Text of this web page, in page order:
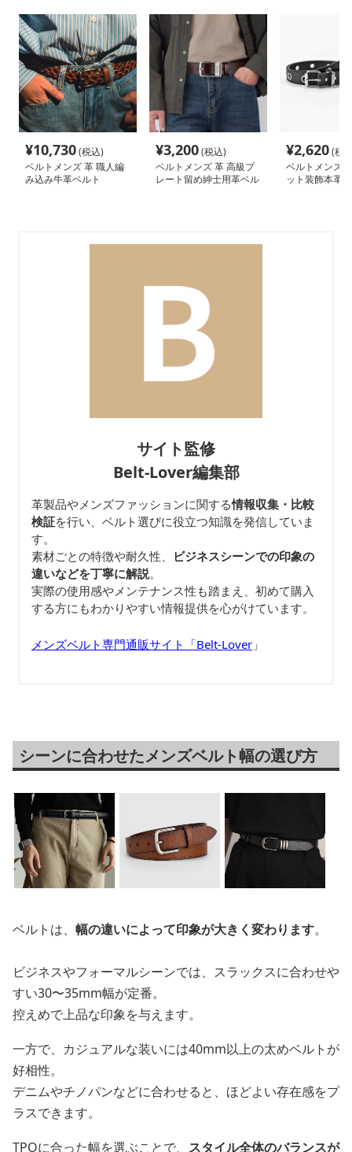
¥10,730(税込)
ベルトメンズ 革 職人編
み込み牛革ベルト
¥3,200(税込)
ベルトメンズ 革 高級プ
レート留め紳士用革ベル
¥2,620(税
ベルトメンズ
ット装飾本革
サイト監修
Belt-Lover編集部
革製品やメンズファッションに関する情報収集・比較
検証を行い、ベルト選びに役立つ知識を発信していま
す。
素材ごとの特徴や耐久性、 ビジネスシーンでの印象の
違いなどを丁寧に解説。
実際の使用感やメンテナンス性も踏まえ、初めて購入
する方にもわかりやすい情報提供を心がけています。
メンズベルト専門通販サイト「Belt-Lover 」
シーンに合わせたメンズベルト幅の選び方
ベルトは、 幅の違いによって印象が大きく変わります。
ビジネスやフォーマルシーンでは、スラックスに合わせや
すい30〜35mm幅が定番。
控えめで上品な印象を与えます。
一方で、カジュアルな装いには40mm以上の太めベルトが
好相性。
デニムやチノパンなどに合わせると、ほどよい存在感をプ
ラスできます。
TPOに合った幅を選ぶことで、 スタイル全体のバランスが